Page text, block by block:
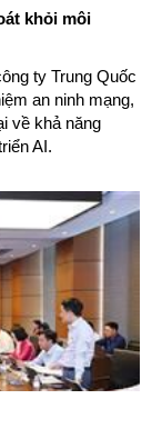
khỏi môi
ty Trung Quốc
an ninh mạng,
về khả năng
AI.